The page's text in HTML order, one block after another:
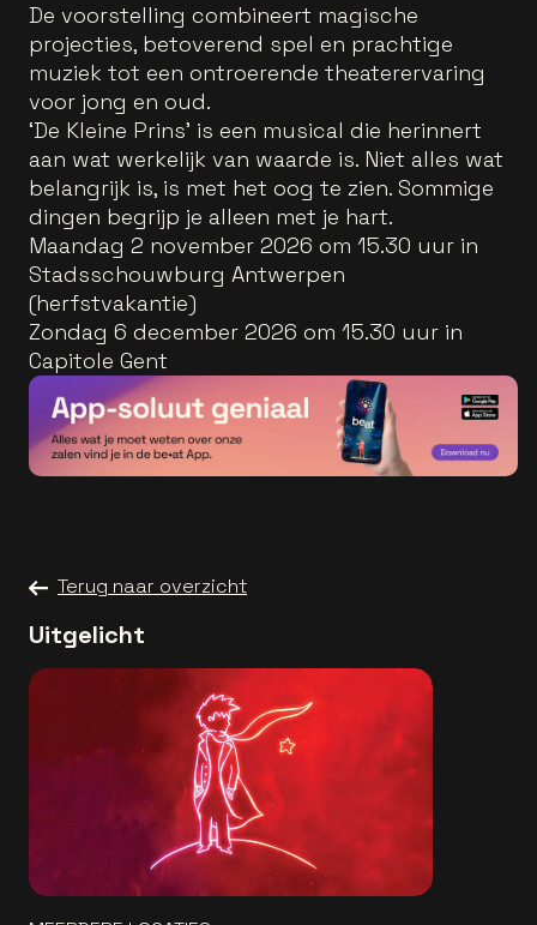
De voorstelling combineert magische
projecties, betoverend spel en prachtige
muziek tot een ontroerende theaterervaring
voor jong en oud.
‘De Kleine Prins’ is een musical die herinnert
aan wat werkelijk van waarde is. Niet alles wat
belangrijk is, is met het oog te zien. Sommige
dingen begrijp je alleen met je hart.
Maandag 2 november 2026 om 15.30 uur in
Stadsschouwburg Antwerpen
(herfstvakantie)
Zondag 6 december 2026 om 15.30 uur in
Capitole Gent
Terug naar overzicht
Uitgelicht